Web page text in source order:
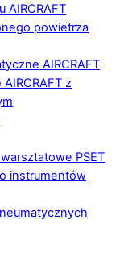
AIRCRAFT
powietrza
AIRCRAFT
z
PSET
instrumentów